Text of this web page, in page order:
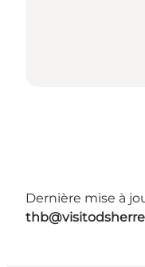
Dernière mise à